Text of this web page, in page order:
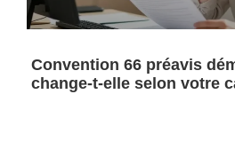
Convention 66 préavis
change-t-elle selon votre